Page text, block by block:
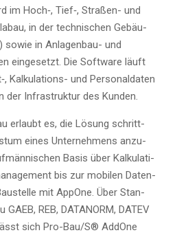
im Hoch‑, Tief‑, Stra­ßen- und
in der tech­ni­schen Gebäu­
sowie in Anla­gen­bau- und
ein­ge­setzt. Die Soft­ware läuft
Kal­ku­la­ti­ons- und Per­so­nal­da­ten
der Infra­struk­tur des Kunden.
erlaubt es, die Lösung schritt­
eines Unter­neh­mens anzu­
Basis über Kal­ku­la­ti­
bis zur mobi­len Daten­
mit AppO­ne. Über Stan­
REB, DATANORM, DATEV
sich Pro-Bau/S® AddO­ne